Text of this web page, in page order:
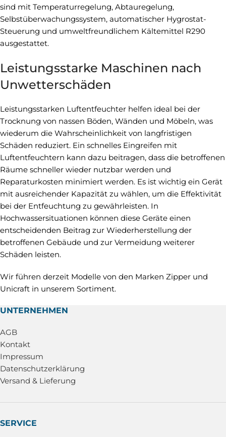
sind mit Temperaturregelung, Abtauregelung,
Selbstüberwachungssystem, automatischer Hygrostat-
Steuerung und umweltfreundlichem Kältemittel R290
ausgestattet.
Leistungsstarke Maschinen nach
Unwetterschäden
Leistungsstarken Luftentfeuchter helfen ideal bei der
Trocknung von nassen Böden, Wänden und Möbeln, was
wiederum die Wahrscheinlichkeit von langfristigen
Schäden reduziert. Ein schnelles Eingreifen mit
Luftentfeuchtern kann dazu beitragen, dass die betroffenen
Räume schneller wieder nutzbar werden und
Reparaturkosten minimiert werden. Es ist wichtig ein Gerät
mit ausreichender Kapazität zu wählen, um die Effektivität
bei der Entfeuchtung zu gewährleisten. In
Hochwassersituationen können diese Geräte einen
entscheidenden Beitrag zur Wiederherstellung der
betroffenen Gebäude und zur Vermeidung weiterer
Schäden leisten.
Wir führen derzeit Modelle von den Marken Zipper und
Unicraft in unserem Sortiment.
UNTERNEHMEN
AGB
Kontakt
Impressum
Datenschutzerklärung
Versand & Lieferung
SERVICE